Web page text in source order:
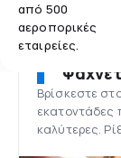
από 500
αεροπορικές
εταιρείες.
Βρίσκεστε
εκατοντάδες
καλύτερες.